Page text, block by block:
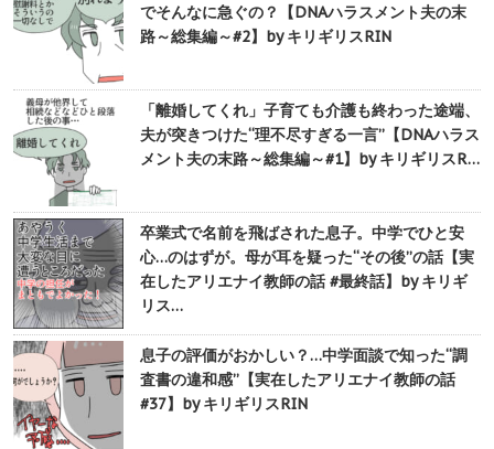
でそんなに急ぐの？【DNAハラスメント夫の末
路～総集編～#2】by キリギリスRIN
「離婚してくれ」子育ても介護も終わった途端、
夫が突きつけた“理不尽すぎる一言”【DNAハラス
メント夫の末路～総集編～#1】by キリギリスR…
卒業式で名前を飛ばされた息子。中学でひと安
心…のはずが。母が耳を疑った“その後”の話【実
在したアリエナイ教師の話 #最終話】by キリギ
リス…
息子の評価がおかしい？…中学面談で知った“調
査書の違和感”【実在したアリエナイ教師の話
#37】by キリギリスRIN